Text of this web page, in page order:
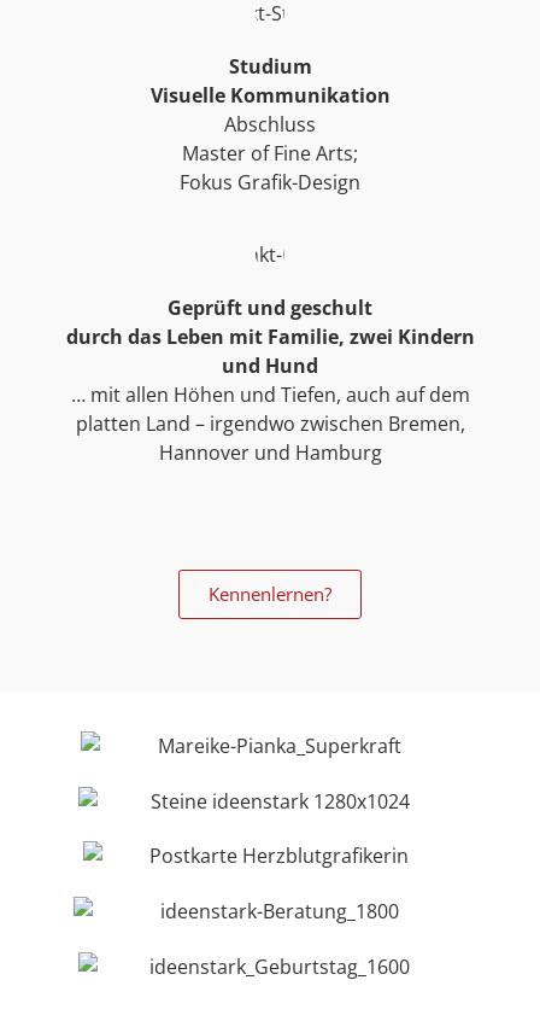
Studium
Visuelle Kommunikation
Abschluss
Master of Fine Arts;
Fokus Grafik-Design
Geprüft und geschult
durch das Leben mit Familie, zwei Kindern
und Hund
… mit allen Höhen und Tiefen, auch auf dem
platten Land – irgendwo zwischen Bremen,
Hannover und Hamburg
Kennenlernen?